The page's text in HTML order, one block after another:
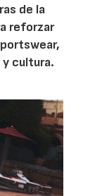
de la
reforzar
cultura.